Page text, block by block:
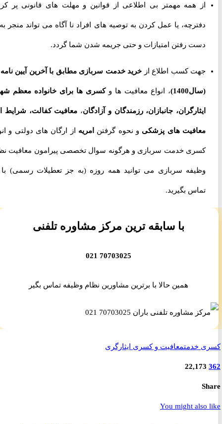
از همه مهمتر بی اطلاعی از قوانین و مهلت های قانونی پر کردن
دفترچه، یا عمل کردن به توصیه های افراد نا آگاه می تواند منجر به از
دست رفتن امتیازات و حتی جریمه شدن شما گردد.
جهت کسب اطلاع ازخرید خدمت سربازی مطابق با آخرین آیین نامه ها
(سال1400) ، انواع معافیت ها و کسری ها برای خانواده معظم شهدا،
ایثارگران، جانبازان، رزمندگان و آزادگان،معافیت کفالت، شرایط اخذ
معافیت های پزشکیو نحوه گرفتن امریهاز ارگان های دولتی و انواع
کسری خدمت سربازی و هرگونه سوال تخصصی پیرامون معافیت نظام
وظیفه سربازی می توانید همه روزه (به جز تعطیلات رسمی) با ما
تماس بگیرید.
با سابقه ترین مرکز مشاوره تلفنی
70703025 021
همین حالا با برترین مشاورین نظام وظیفه تماس بگیر
خدمتمعافیت و کسری ایثارگری
22,173
You might